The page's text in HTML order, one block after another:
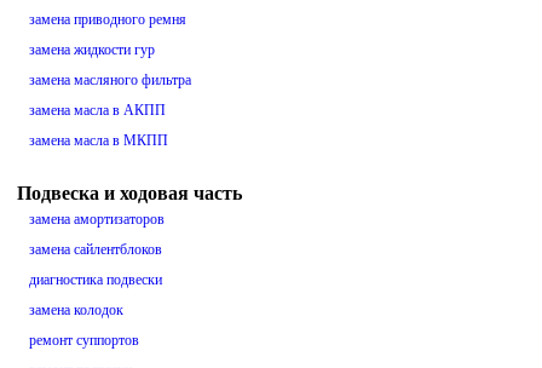
замена приводного ремня
замена жидкости гур
замена масляного фильтра
замена масла в АКПП
замена масла в МКПП
Подвеска и ходовая часть
замена амортизаторов
замена сайлентблоков
диагностика подвески
замена колодок
ремонт суппортов